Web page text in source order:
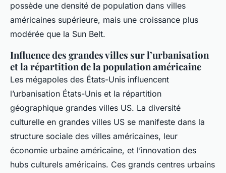
possède une densité de population dans villes
américaines supérieure, mais une croissance plus
modérée que la Sun Belt.
Influence des grandes villes sur l’urbanisation
et la répartition de la population américaine
Les mégapoles des États-Unis influencent
l’urbanisation États-Unis et la répartition
géographique grandes villes US. La diversité
culturelle en grandes villes US se manifeste dans la
structure sociale des villes américaines, leur
économie urbaine américaine, et l’innovation des
hubs culturels américains. Ces grands centres urbains